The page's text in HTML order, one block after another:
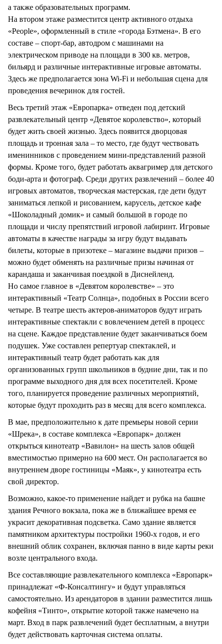
а также образовательных программ.
На втором этаже разместится центр активного отдыха
«People», оформленный в стиле «города Бэтмена». В его
составе – спорт-бар, автодром с машинами на
электрическом приводе на площади в 300 кв. метров,
бильярд и различные интерактивные игровые автоматы.
Здесь же предполагается зона Wi-Fi и небольшая сцена для
проведения вечеринок для гостей.
Весь третий этаж «Европарка» отведен под детский
развлекательный центр «Девятое королевство», который
будет жить своей жизнью. Здесь появится дворцовая
площадь и тронная зала – то место, где будут чествовать
именинников с проведением мини-представлений разной
формы. Кроме того, будет работать аквагример для детского
боди-арта и фотограф. Среди других развлечений – более 40
игровых автоматов, творческая мастерская, где дети будут
заниматься лепкой и рисованием, карусель, детское кафе
«Шоколадный домик» и самый большой в городе по
площади и числу препятствий игровой лабиринт. Игровые
автоматы в качестве награды за игру будут выдавать
билеты, которые в призотеке – магазине выдачи призов –
можно будет обменять на различные призы начиная от
карандаша и заканчивая поездкой в Диснейленд.
Но самое главное в «Девятом королевстве» – это
интерактивный «Театр Солнца», подобных в России всего
четыре. В театре шесть актеров-аниматоров будут играть
интерактивные спектакли с вовлечением детей в процесс
на сцене. Каждое представление будет заканчиваться боем
подушек. Уже составлен репертуар спектаклей, и
интерактивный театр будет работать как для
организованных групп школьников в будние дни, так и по
программе выходного дня для всех посетителей. Кроме
того, планируется проведение различных мероприятий,
которые будут проходить раз в месяц для всего комплекса.
В мае, предположительно к дате премьеры новой серии
«Шрека», в составе комплекса «Европарк» должен
открыться кинотеатр «Вавилон» на шесть залов общей
вместимостью примерно на 600 мест. Он располагается во
внутреннем дворе гостиницы «Маяк», у кинотеатра есть
свой директор.
Возможно, какое-то применение найдет и рубка на башне
здания Речного вокзала, пока же в ближайшее время ее
украсит декоративная подсветка. Само здание является
памятником архитектуры постройки 1960-х годов, и его
внешний облик сохранен, включая панно в виде карты реки
возле центрального входа.
Все составляющие развлекательного комплекса «Европарк»
принадлежат «Ф-Консалтингу» и будут управляться
самостоятельно. Из арендаторов в здании разместится лишь
кофейня «Тинто», открытие которой также намечено на
март. Вход в парк развлечений будет бесплатным, а внутри
будет действовать карточная система оплаты.